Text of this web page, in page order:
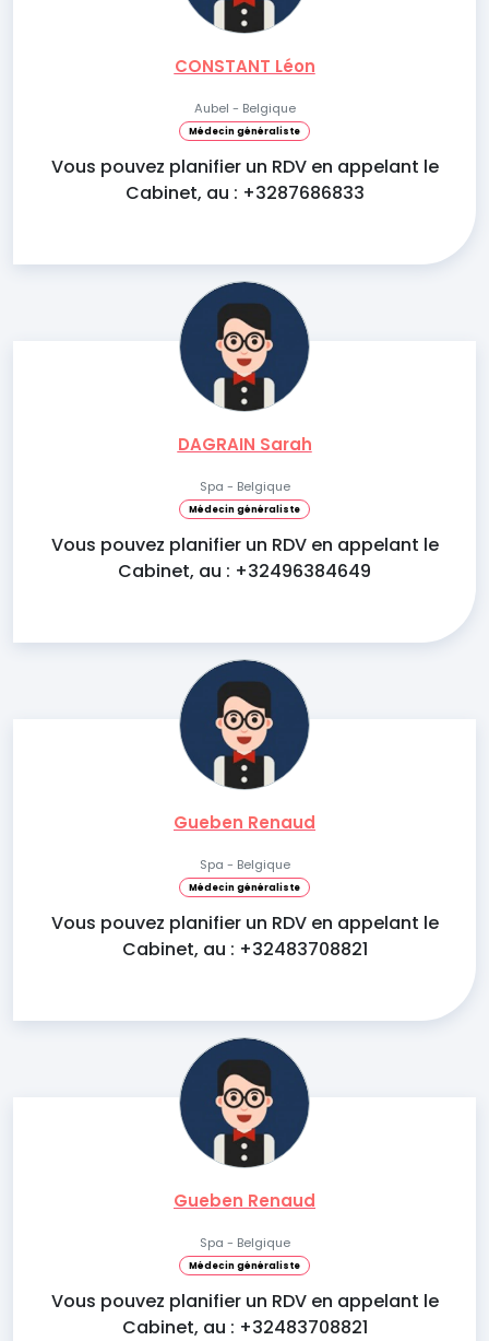
CONSTANT Léon
Aubel - Belgique
Médecin généraliste
Vous pouvez planifier un RDV en appelant le
Cabinet, au : +3287686833
DAGRAIN Sarah
Spa - Belgique
Médecin généraliste
Vous pouvez planifier un RDV en appelant le
Cabinet, au : +32496384649
Gueben Renaud
Spa - Belgique
Médecin généraliste
Vous pouvez planifier un RDV en appelant le
Cabinet, au : +32483708821
Gueben Renaud
Spa - Belgique
Médecin généraliste
Vous pouvez planifier un RDV en appelant le
Cabinet, au : +32483708821